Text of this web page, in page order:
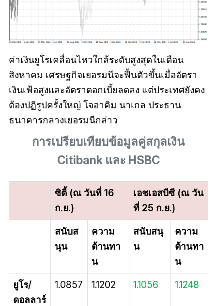
ค่าเงินยูโรเคลื่อนไหวใกล้ระดับสูงสุดในเดือน
สิงหาคม เศรษฐกิจเยอรมนีจะฟื้นตัวขึ้นเมื่ออัตรา
เงินเฟ้อสูงและอัตราดอกเบี้ยลดลง แต่ประเทศยังคง
ต้องปฏิรูปครั้งใหญ่ โจอาคิม นาเกล ประธาน
ธนาคารกลางเยอรมนีกล่าว
การเปรียบเทียบข้อมูลคู่สกุลเงิน
Citibank และ HSBC
ซิตี้ (ณ วันที่ 16
ก.ย.)
เอชเอสบีซี (ณ วัน
ที่ 25 ก.ย.)
สนับส
นุน
ความ
ต้านทา
น
สนับสนุ
น
ความ
ต้านทา
น
ยูโร/
ดอลลาร์
1.0857 1.1202 1.1056 1.1248